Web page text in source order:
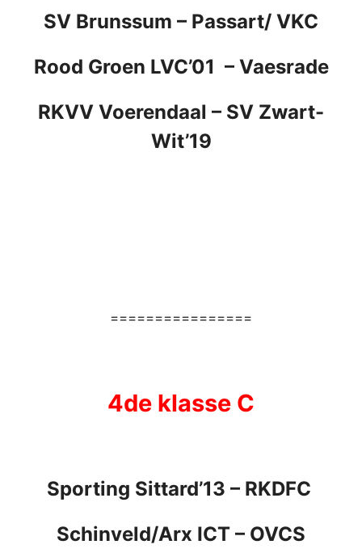
SV Brunssum – Passart/ VKC
Rood Groen LVC’01 – Vaesrade
RKVV Voerendaal – SV Zwart-
Wit’19
================
4de klasse C
Sporting Sittard’13 – RKDFC
Schinveld/Arx ICT – OVCS